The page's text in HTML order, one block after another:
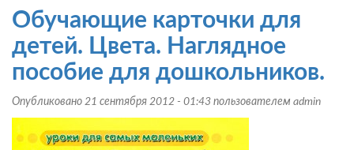
для
детей.
Времена
года.
Природные
явления.
Наглядное
пособие
Обучающие карточки для
детей. Цвета. Наглядное
пособие для дошкольников.
Опубликовано 21 сентября 2012 - 01:43 пользователем admin